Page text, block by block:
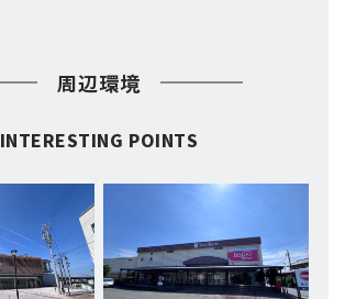
周辺環境
INTERESTING POINTS